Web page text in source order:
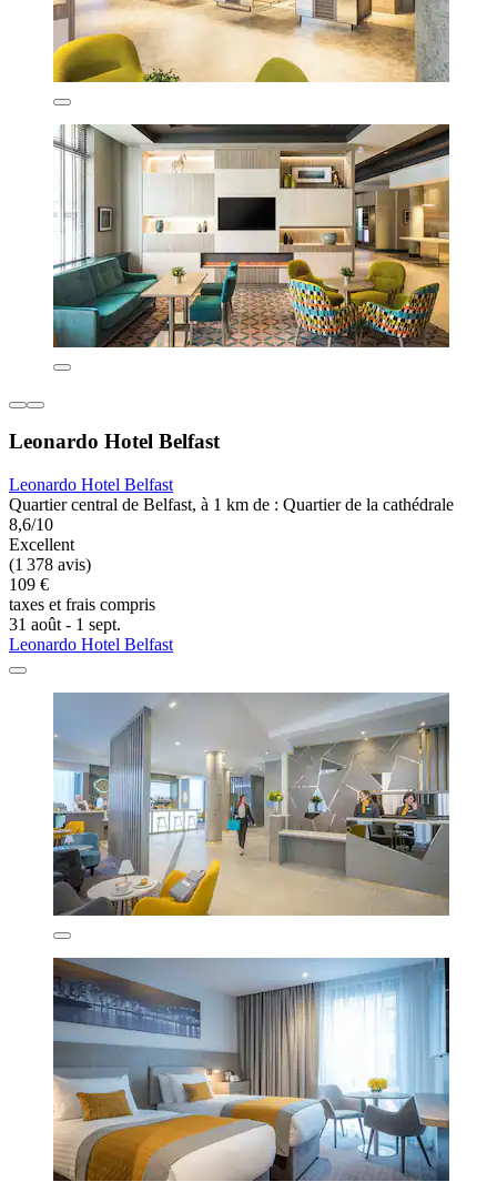
Leonardo Hotel Belfast
Leonardo Hotel Belfast
Quartier central de Belfast, à 1 km de : Quartier de la cathédrale
8,6/10
Excellent
(1 378 avis)
109 €
taxes et frais compris
31 août - 1 sept.
Leonardo Hotel Belfast